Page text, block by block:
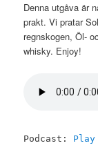
Denna utgåva är
prakt. Vi pratar
regnskogen, Öl-
whisky. Enjoy!
Podcast: Play